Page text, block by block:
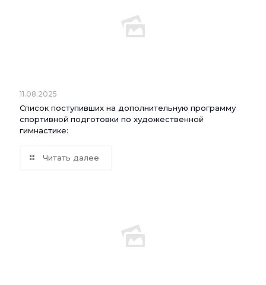
11.08.2025
Список поступивших на дополнительную программу
спортивной подготовки по художественной
гимнастике:
Читать далее